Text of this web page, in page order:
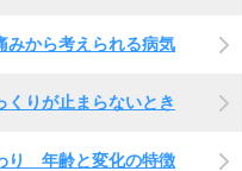
みから考えられる病気
くりが止まらないとき
り 年齢と変化の特徴